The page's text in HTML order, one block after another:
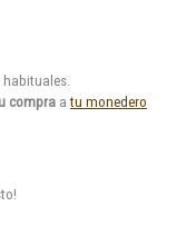
compra atu monedero